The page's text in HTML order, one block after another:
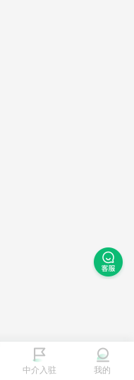
中介入驻 我的